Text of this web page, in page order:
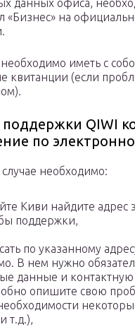
данных офиса,
«Бизнес» на
иметь с
квитанции (если
QIWI
по
необходимо:
Киви найдите адрес
поддержки,
по указанному
В нем нужно
данные и
опишите свою
т.д.),